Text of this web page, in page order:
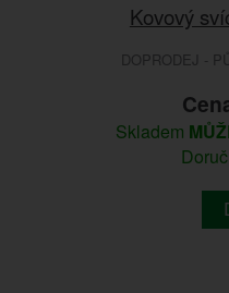
Kovový
DOPRODEJ -
Skladem